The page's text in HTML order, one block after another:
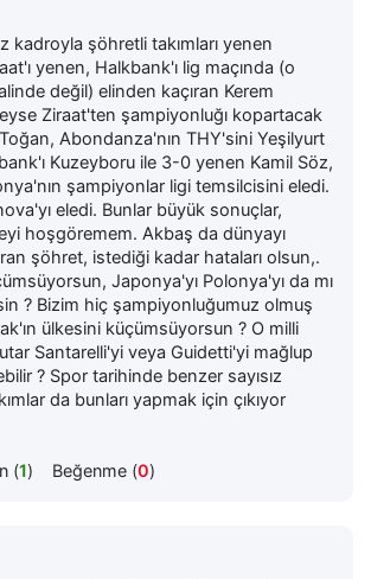
kadroyla şöhretli takımları yenen
yenen, Halkbank'ı lig maçında (o
değil) elinden kaçıran Kerem
Ziraat'ten şampiyonluğı kopartacak
Abondanza'nın THY'sini Yeşilyurt
Kuzeyboru ile 3-0 yenen Kamil Söz,
şampiyonlar ligi temsilcisini eledi.
eledi. Bunlar büyük sonuçlar,
hoşgöremem. Akbaş da dünyayı
şöhret, istediği kadar hataları olsun,.
Japonya'yı Polonya'yı da mı
? Bizim hiç şampiyonluğumuz olmuş
ülkesini küçümsüyorsun ? O milli
Santarelli'yi veya Guidetti'yi mağlup
? Spor tarihinde benzer sayısız
da bunları yapmak için çıkıyor
(1) Beğenme (0)